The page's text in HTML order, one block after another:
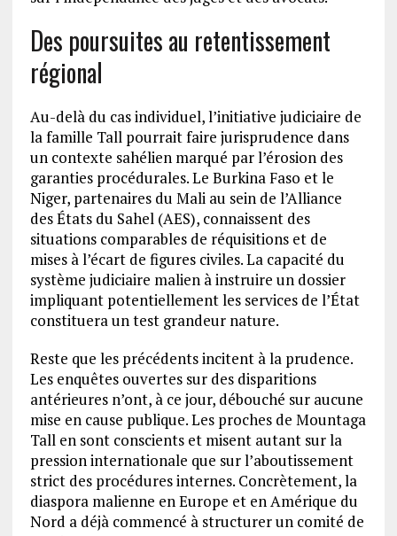
Des poursuites au retentissement
régional
Au-delà du cas individuel, l’initiative judiciaire de
la famille Tall pourrait faire jurisprudence dans
un contexte sahélien marqué par l’érosion des
garanties procédurales. Le Burkina Faso et le
Niger, partenaires du Mali au sein de l’Alliance
des États du Sahel (AES), connaissent des
situations comparables de réquisitions et de
mises à l’écart de figures civiles. La capacité du
système judiciaire malien à instruire un dossier
impliquant potentiellement les services de l’État
constituera un test grandeur nature.
Reste que les précédents incitent à la prudence.
Les enquêtes ouvertes sur des disparitions
antérieures n’ont, à ce jour, débouché sur aucune
mise en cause publique. Les proches de Mountaga
Tall en sont conscients et misent autant sur la
pression internationale que sur l’aboutissement
strict des procédures internes. Concrètement, la
diaspora malienne en Europe et en Amérique du
Nord a déjà commencé à structurer un comité de